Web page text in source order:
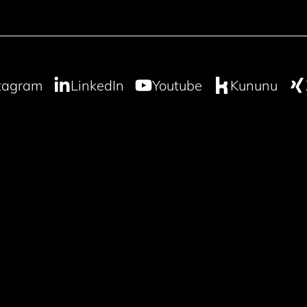
LinkedIn Youtube Kununu